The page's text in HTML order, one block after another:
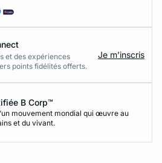
et des expériences
points fidélités offerts.
Je m’inscris
B Corp™
mouvement mondial qui œuvre au
et du vivant.